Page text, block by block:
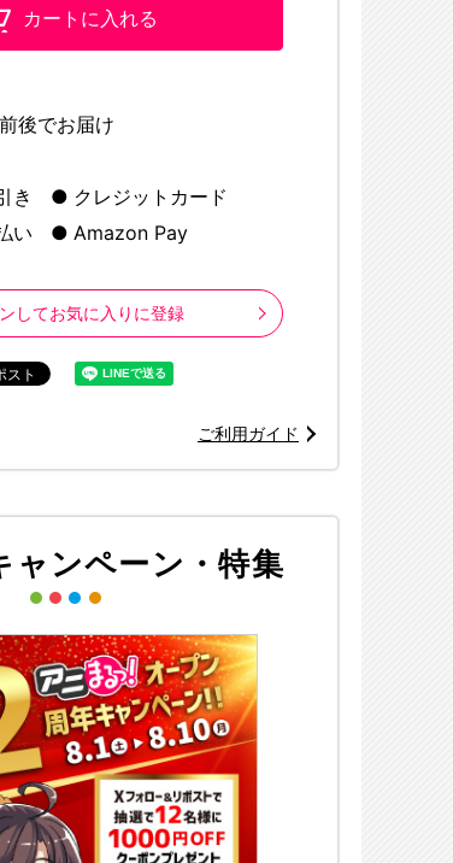
春一／集英社・「ハイキュー!!セカンドシーズン」製作委員会・
カートに入れる
後でお届け
き
クレジットカード
い
Amazon Pay
してお気に入りに登録
ご利用ガイド
ャンペーン・特集